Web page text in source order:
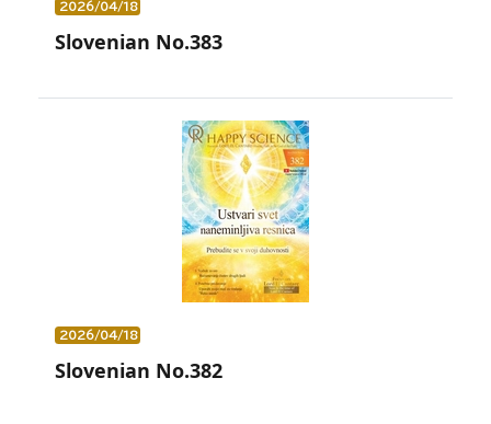
2026/04/18
Slovenian No.383
2026/04/18
Slovenian No.382